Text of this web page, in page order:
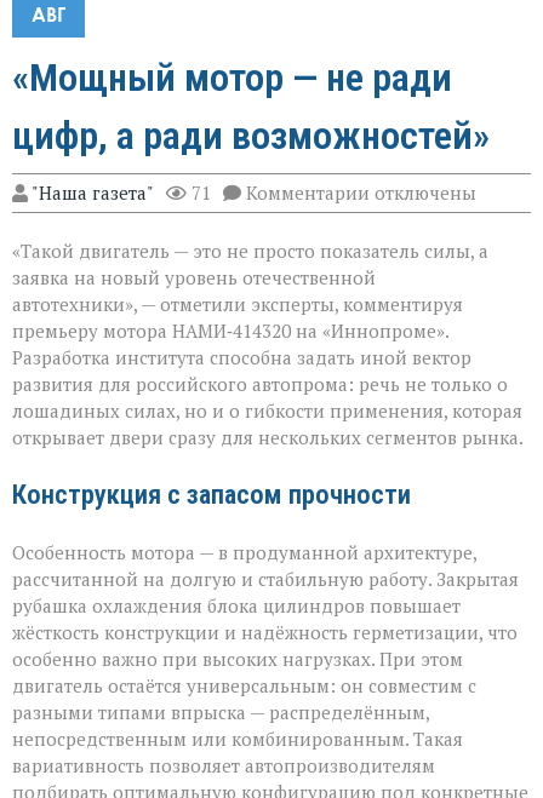
АВГ
«Мощный мотор — не ради
цифр, а ради возможностей»
"Наша газета" 71 Комментарии к
записи
мотор — не
ради
а
ради
возможностей»
отключены
«Такой двигатель — это не просто показатель силы, а
заявка на новый уровень отечественной
автотехники», — отметили эксперты, комментируя
премьеру мотора НАМИ‑414320 на «Иннопроме».
Разработка института способна задать иной вектор
развития для российского автопрома: речь не только о
лошадиных силах, но и о гибкости применения, которая
открывает двери сразу для нескольких сегментов рынка.
Конструкция с запасом прочности
Особенность мотора — в продуманной архитектуре,
рассчитанной на долгую и стабильную работу. Закрытая
рубашка охлаждения блока цилиндров повышает
жёсткость конструкции и надёжность герметизации, что
особенно важно при высоких нагрузках. При этом
двигатель остаётся универсальным: он совместим с
разными типами впрыска — распределённым,
непосредственным или комбинированным. Такая
вариативность позволяет автопроизводителям
подбирать оптимальную конфигурацию под конкретные